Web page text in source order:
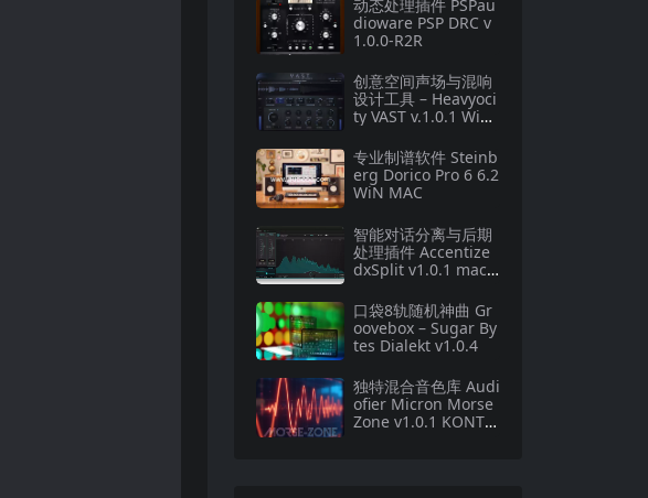
动态处理插件 PSPau
dioware PSP DRC v
1.0.0-R2R
创意空间声场与混响
设计工具 – Heavyoci
ty VAST v.1.0.1 WiN
专业制谱软件 Steinb
erg Dorico Pro 6 6.2
WiN MAC
智能对话分离与后期
处理插件 Accentize
dxSplit v1.0.1 macO
口袋8轨随机神曲 Gr
oovebox – Sugar By
tes Dialekt v1.0.4
独特混合音色库 Audi
ofier Micron Morse
Zone v1.0.1 KONTA